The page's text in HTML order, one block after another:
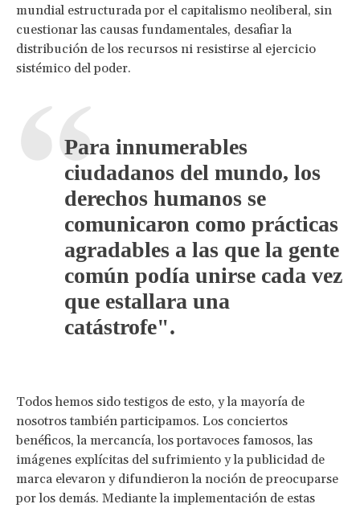
mundial estructurada por el capitalismo neoliberal, sin
cuestionar las causas fundamentales, desafiar la
distribución de los recursos ni resistirse al ejercicio
sistémico del poder.
Para innumerables
ciudadanos del mundo, los
derechos humanos se
comunicaron como prácticas
agradables a las que la gente
común podía unirse cada vez
que estallara una
catástrofe".
Todos hemos sido testigos de esto, y la mayoría de
nosotros también participamos. Los conciertos
benéficos, la mercancía, los portavoces famosos, las
imágenes explícitas del sufrimiento y la publicidad de
marca elevaron y difundieron la noción de preocuparse
por los demás. Mediante la implementación de estas